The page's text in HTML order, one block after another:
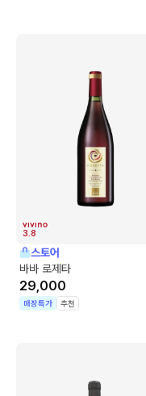
3.8
스토어
바바 로제타
29,000
매장특가 추천